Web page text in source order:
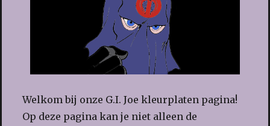
Welkom bij onze G.I. Joe kleurplaten pagina!
Op deze pagina kan je niet alleen de